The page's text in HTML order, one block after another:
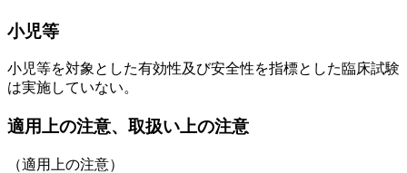
小児等
小児等を対象とした有効性及び安全性を指標とした臨床試験
は実施していない。
適用上の注意、取扱い上の注意
（適用上の注意）